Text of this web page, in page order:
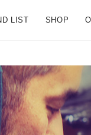
ンドサイト】
LIST SHOP